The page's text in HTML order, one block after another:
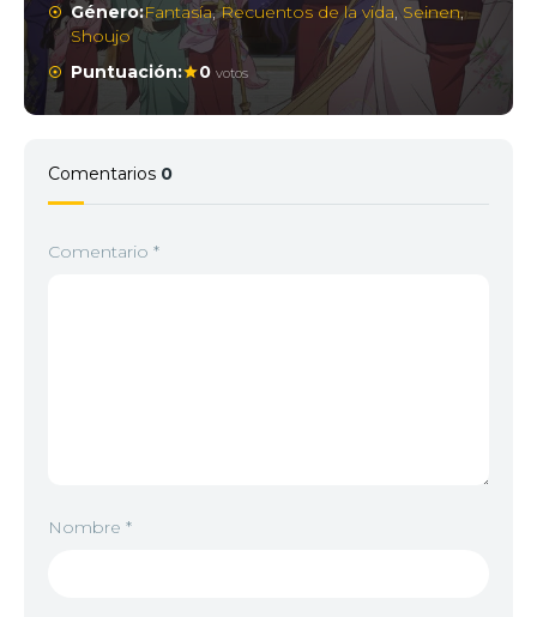
Género:Fantasía,Recuentos de la vida, Seinen,
Shoujo
Puntuación:
0 votos
Comentarios 0
Comentario *
Nombre *